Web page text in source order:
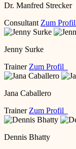
Dr. Manfred Strecker
Consultant Zum Profil
Jenny Surke
Trainer Zum Profil
Jana Caballero
Trainer Zum Profil
Dennis Bhatty